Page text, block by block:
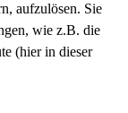
aufzulösen. Sie
wie z.B. die
(hier in dieser